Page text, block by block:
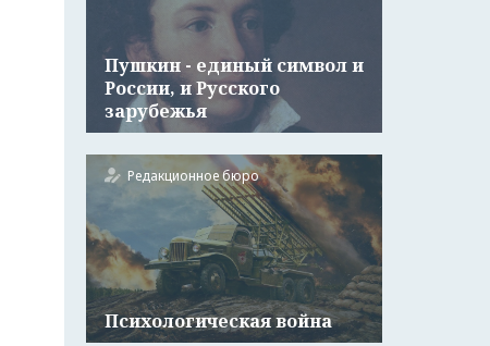
Пушкин - единый символ и
России, и Русского
зарубежья
Редакционное бюро
Психологическая война